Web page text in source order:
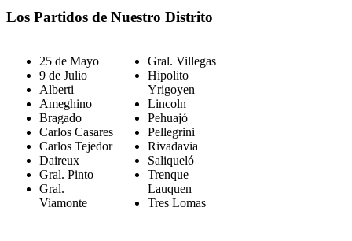
Los Partidos de Nuestro Distrito
25 de Mayo
9 de Julio
Alberti
Ameghino
Bragado
Carlos Casares
Carlos Tejedor
Daireux
Gral. Pinto
Gral.
Viamonte
Gral. Villegas
Hipolito
Yrigoyen
Lincoln
Pehuajó
Pellegrini
Rivadavia
Saliqueló
Trenque
Lauquen
Tres Lomas